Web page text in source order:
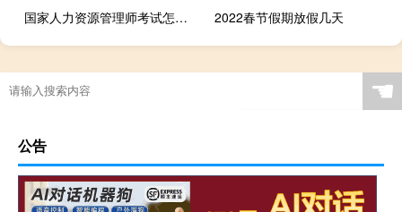
国家人力资源管理师考试怎么报名
2022春节假期放假几天
优势卵泡不见了是排了还是萎缩了（优势卵泡）
☚
公告